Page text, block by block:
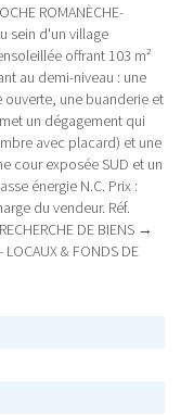
ROMANÈCHE-
sein d'un village
offrant 103 m²
au demi-niveau : une
ouverte, une buanderie et
un dégagement qui
avec placard) et une
cour exposée SUD et un
énergie N.C. Prix :
du vendeur. Réf.
DE BIENS →
LOCAUX & FONDS DE